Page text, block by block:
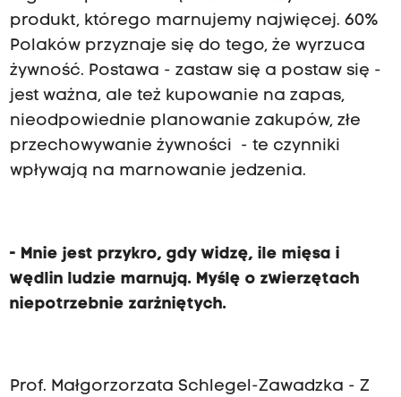
produkt, którego marnujemy najwięcej. 60%
Polaków przyznaje się do tego, że wyrzuca
żywność. Postawa - zastaw się a postaw się -
jest ważna, ale też kupowanie na zapas,
nieodpowiednie planowanie zakupów, złe
przechowywanie żywności - te czynniki
wpływają na marnowanie jedzenia.
- Mnie jest przykro, gdy widzę, ile mięsa i
wędlin ludzie marnują. Myślę o zwierzętach
niepotrzebnie zarżniętych.
Prof. Małgorzorzata Schlegel-Zawadzka - Z